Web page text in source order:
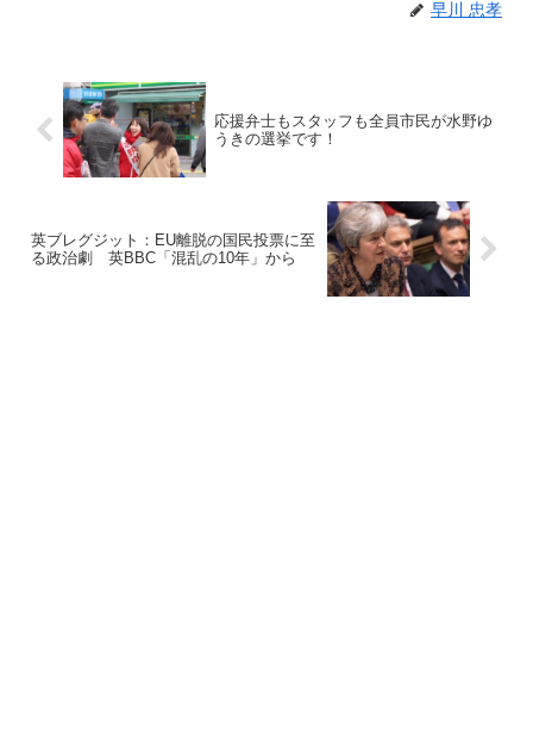
早川 忠孝
応援弁士もスタッフも全員市民が水野ゆ
うきの選挙です！
英ブレグジット：EU離脱の国民投票に至
る政治劇 英BBC「混乱の10年」から